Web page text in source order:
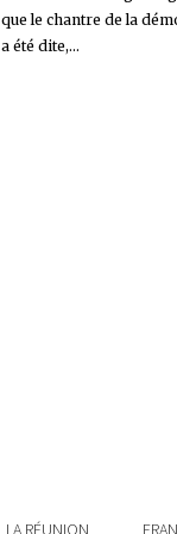
que le chantre de la
a été dite,...
LA RÉUNION